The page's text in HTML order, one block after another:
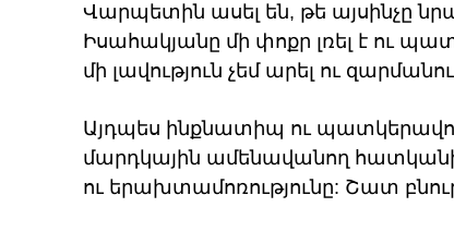
Վարպետին ասել են, թե այսինչը
Իսահակյանը մի փոքր լռել է ու
մի լավություն չեմ արել ու
Այդպես ինքնատիպ ու
մարդկային ամենավանող
ու երախտամոռությունը: Շատ